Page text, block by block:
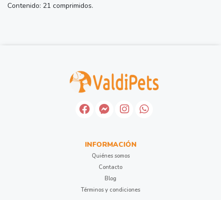
Contenido: 21 comprimidos.
INFORMACIÓN
Quiénes somos
Contacto
Blog
Términos y condiciones